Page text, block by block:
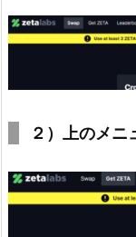
２）上のメニ